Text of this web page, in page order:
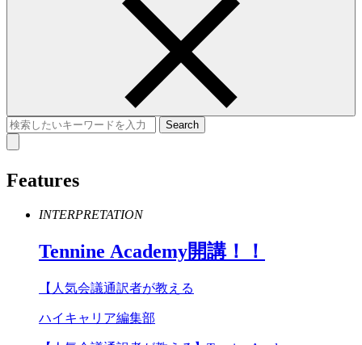
Features
INTERPRETATION
Tennine Academy開講！！
【人気会議通訳者が教える
ハイキャリア編集部